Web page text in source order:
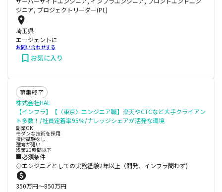
ジニア, プロジェクトリーダー(PL)
埼玉県
エージェントに
お問い合わせする
お気に入り
募集終了
株式会社HAL
【インフラ】【〈東京〉エンジニア職】楽天やCTCなど大手クライアン
ト多数！/社員定着率95％/ナレッジシェアが活発な環境
副業OK
モダンな技術を採用
技術試験なし
選考が短い
残業20時間以下
■必須条件
◇エンジニアとしての実務経験2年以上（開発、インフラ問わず)
350万円〜850万円